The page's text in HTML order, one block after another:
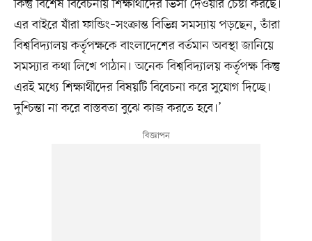
কিন্তু বিশেষ বিবেচনায় শিক্ষার্থীদের ভিসা দেওয়ার চেষ্টা করছে।
এর বাইরে যাঁরা ফান্ডিং–সংক্রান্ত বিভিন্ন সমস্যায় পড়ছেন, তাঁরা
বিশ্ববিদ্যালয় কর্তৃপক্ষকে বাংলাদেশের বর্তমান অবস্থা জানিয়ে
সমস্যার কথা লিখে পাঠান। অনেক বিশ্ববিদ্যালয় কর্তৃপক্ষ কিন্তু
এরই মধ্যে শিক্ষার্থীদের বিষয়টি বিবেচনা করে সুযোগ দিচ্ছে।
দুশ্চিন্তা না করে বাস্তবতা বুঝে কাজ করতে হবে।’